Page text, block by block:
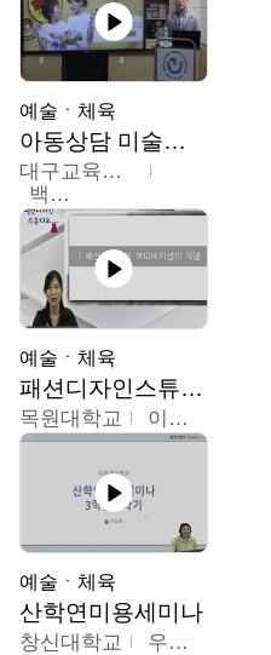
예술ㆍ체육
아동상담 미술치료
대구교육대학교
백중열
예술ㆍ체육
패션디자인스튜디오
목원대학교 이건희
예술ㆍ체육
산학연미용세미나
창신대학교 우미옥,오윤경,박선이